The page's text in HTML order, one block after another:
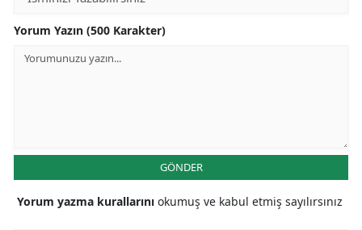
Tunceli
Yorum Yazın (500 Karakter)
GÖNDER
Yorum yazma kurallarını okumuş ve kabul etmiş sayılırsınız